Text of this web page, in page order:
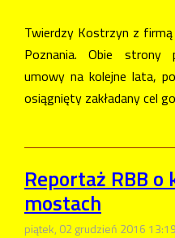
Twierdzy Kostrzyn z firmą
Poznania. Obie strony
umowy na kolejne lata,
osiągnięty zakładany cel
Reportaż RBB
mostach
piątek, 02 grudzień 2016 13:19